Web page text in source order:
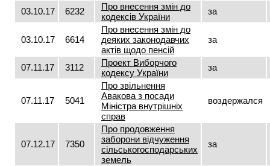
03.10.17 6232
Про внесення змін до
кодексів України
за
03.10.17 6614
Про внесення змін до
деяких законодавчих
актів щодо пенсій
за
07.11.17 3112
Проект Виборчого
кодексу України
за
07.11.17 5041
Про звільнення
Авакова з посади
Міністра внутрішніх
справ
воздержался
07.12.17 7350
Про продовження
заборони відчуження
сільськогосподарських
земель
за